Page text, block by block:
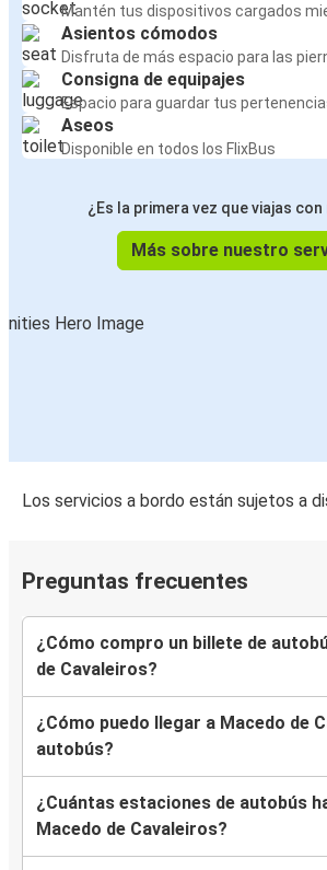
Macedo de Cavaleiros
Saint-Étienne
Macedo de Cavaleiros
Macedo de Cavaleiros
Versalles
Macedo de Cavaleiros
Macedo de Cavaleiros
Montpellier
Saint-Étienne
Macedo de Cavaleiros
Macedo de Cavaleiros
Sion
Macedo de Cavaleiros
Mantén tus dispositivos cargados
Asientos cómodos
Disfruta de más espacio para las
Consigna de equipajes
Espacio para guardar tus
Aseos
Disponible en todos los FlixBus
¿Es la primera vez que viajas
Más sobre nuestro
Los servicios a bordo están sujetos a
Preguntas frecuentes
¿Cómo compro un billete de
de Cavaleiros?
¿Cómo puedo llegar a Macedo de
autobús?
¿Cuántas estaciones de autobús
Macedo de Cavaleiros?